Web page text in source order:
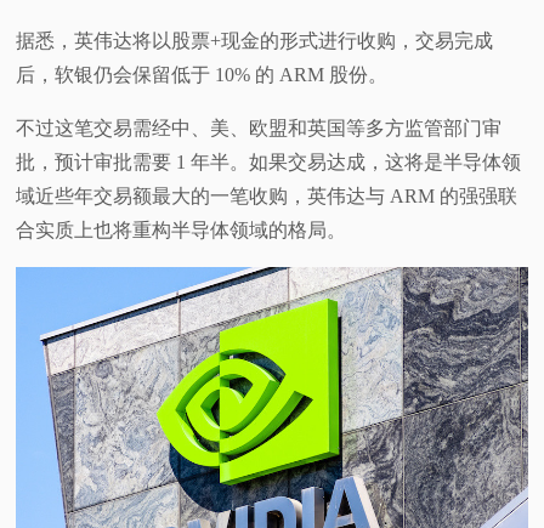
科
体
据悉，英伟达将以股票+现金的形式进行收购，交易完成
后，软银仍会保留低于 10% 的 ARM 股份。
不过这笔交易需经中、美、欧盟和英国等多方监管部门审
批，预计审批需要 1 年半。如果交易达成，这将是半导体领
域近些年交易额最大的一笔收购，英伟达与 ARM 的强强联
合实质上也将重构半导体领域的格局。